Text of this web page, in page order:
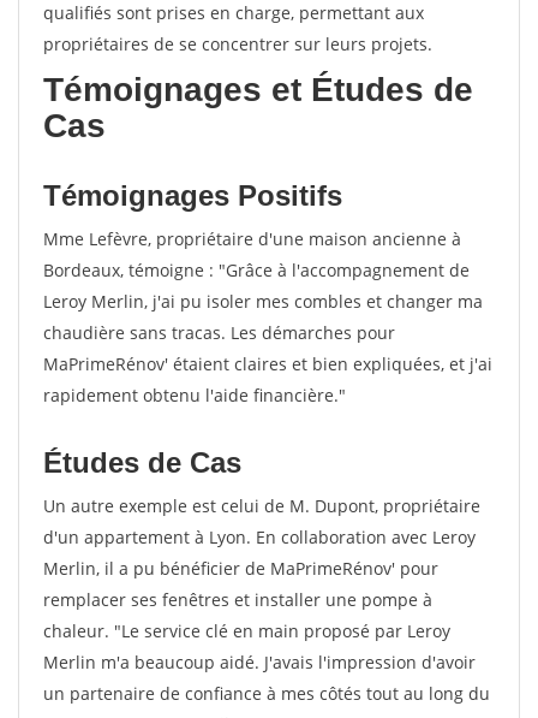
qualifiés sont prises en charge, permettant aux
propriétaires de se concentrer sur leurs projets.
Témoignages et Études de
Cas
Témoignages Positifs
Mme Lefèvre, propriétaire d'une maison ancienne à
Bordeaux, témoigne : "Grâce à l'accompagnement de
Leroy Merlin, j'ai pu isoler mes combles et changer ma
chaudière sans tracas. Les démarches pour
MaPrimeRénov' étaient claires et bien expliquées, et j'ai
rapidement obtenu l'aide financière."
Études de Cas
Un autre exemple est celui de M. Dupont, propriétaire
d'un appartement à Lyon. En collaboration avec Leroy
Merlin, il a pu bénéficier de MaPrimeRénov' pour
remplacer ses fenêtres et installer une pompe à
chaleur. "Le service clé en main proposé par Leroy
Merlin m'a beaucoup aidé. J'avais l'impression d'avoir
un partenaire de confiance à mes côtés tout au long du